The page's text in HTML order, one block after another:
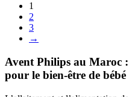
1
2
3
→
Avent Philips au Maroc
pour le bien-être de bébé